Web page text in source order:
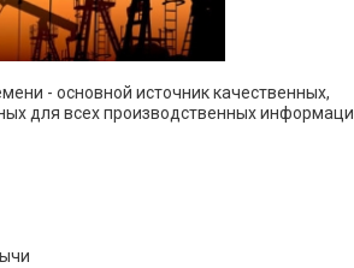
- основной источник качественных,
для всех производственных